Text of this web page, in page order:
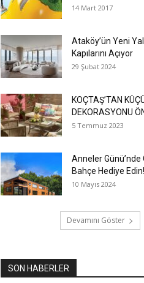
14 Mart 2017
Ataköy’ün Yeni
Kapılarını Açıyor
29 Şubat 2024
KOÇTAŞ’TAN
DEKORASYONU
5 Temmuz 2023
Anneler Günü’nde
Bahçe Hediye Edin!
10 Mayıs 2024
Devamını Göster
SON HABERLER